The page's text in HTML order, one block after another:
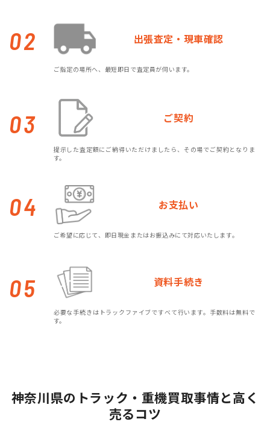
02 出張査定・現車確認
ご指定の場所へ、最短即日で査定員が伺います。
03 ご契約
提示した査定額にご納得いただけましたら、その場でご契約となりま
す。
04 お支払い
ご希望に応じて、即日現金またはお振込みにて対応いたします。
05 資料手続き
必要な手続きはトラックファイブですべて行います。手数料は無料で
す。
神奈川県のトラック・重機買取事情と高く
売るコツ